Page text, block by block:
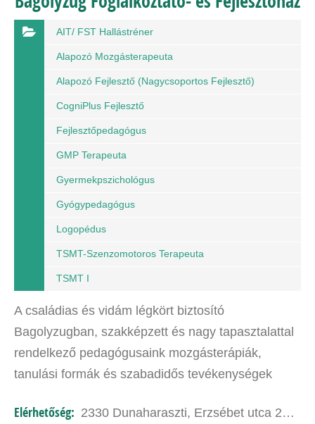
AIT/ FST Hallástréner
Alapozó Mozgásterapeuta
Alapozó Fejlesztő (nagycsoportos Fejlesztő)
CogniPlus Fejlesztő
Fejlesztőpedagógus
GMP Terapeuta
Gyermekpszichológus
Gyógypedagógus
Logopédus
TSMT-Szenzomotoros Terapeuta
TSMT I
A családias és vidám légkört biztosító
Bagolyzugban, szakképzett és nagy tapasztalattal
rendelkező pedagógusaink mozgásterápiák,
tanulási formák és szabadidős tevékenységek
lehető legjobban fejlődjenek…
Elérhetőség: 2330 Dunaharaszti, Erzsébet utca 23-25.